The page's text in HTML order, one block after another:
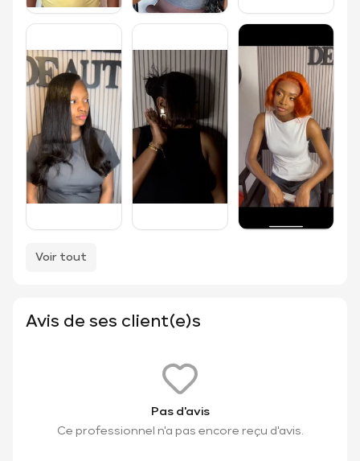
Voir tout
Avis de ses client(e)s
Pas d'avis
Ce professionnel n'a pas encore reçu d'avis.